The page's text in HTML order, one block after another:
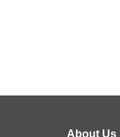
About Us